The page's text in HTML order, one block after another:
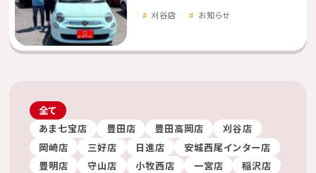
刈谷店 お知らせ
全て
あま七宝店
豊田店 豊田高岡店
刈谷店
岡崎店
三好店 日進店
安城西尾インター店
豊明店
守山店 小牧西店 一宮店
稲沢店